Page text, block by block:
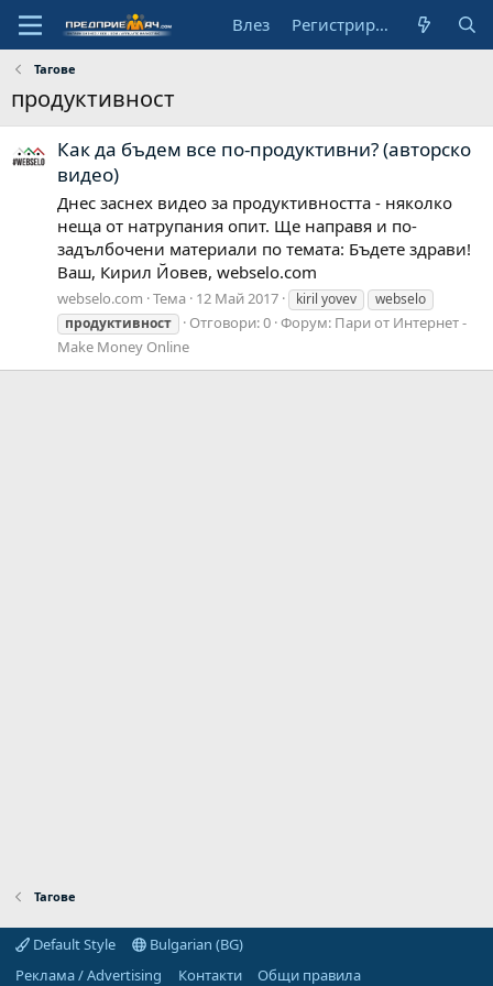
Влез Регистрирай се
Тагове
продуктивност
Как да бъдем все по-продуктивни? (авторско
видео)
Днес заснех видео за продуктивността - няколко
неща от натрупания опит. Ще направя и по-
задълбочени материали по темата: Бъдете здрави!
Ваш, Кирил Йовев, webselo.com
webselo.com Тема 12 Май 2017 kiril yovev
webselo
продуктивност
Отговори: 0 Форум: Пари от Интернет -
Make Money Online
Тагове
Default Style
Bulgarian (BG)
Реклама / Advertising
Контакти
Общи правила